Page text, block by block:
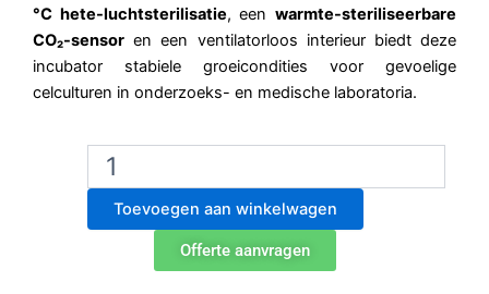
°C hete-luchtsterilisatie, eenwarmte-steriliseerbare
CO₂-sensor en een ventilatorloos interieur biedt deze
incubator stabiele groeicondities voor gevoelige
celculturen in onderzoeks- en medische laboratoria.
Binder
56
CO2
Toevoegen aan winkelwagen
Offerte aanvragen